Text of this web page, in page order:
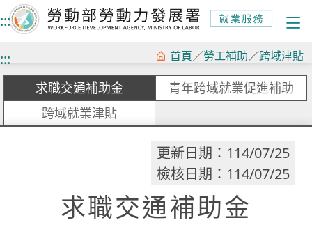
到
:::
::: 首頁／勞工補助／跨域津貼
求職交通補助金
青年跨域就業促進補助
跨域就業津貼
更新日期：114/07/25
檢核日期：114/07/25
求職交通補助金